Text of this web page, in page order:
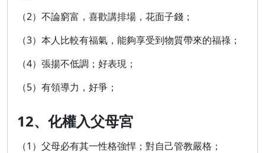
（2）不論窮富，喜歡講排場，花面子錢；
（3）本人比較有福氣，能夠享受到物質帶來的福祿；
（4）張揚不低調；好表現；
（5）有領導力，好爭；
12、化權入父母宮
（1）父母必有其一性格強悍；對自己管教嚴格；